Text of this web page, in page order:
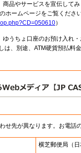
品やサービスを宣伝して
ホームページをご覧くださ
）
ゆうちょ口座のお預け入れ
、別途、ATM硬貨預払料
せ先が異なります。お電話
横芝郵便局 （